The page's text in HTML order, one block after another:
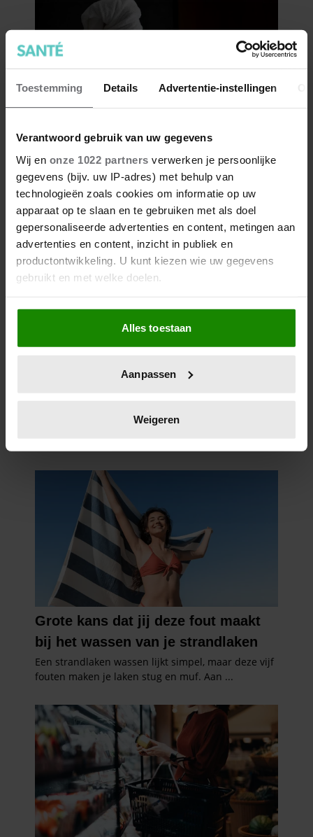
Toestemming Details Advertentie-instellingen
Verantwoord gebruik van uw gegevens
Wij en onze 1022 partners verwerken je persoonlijke
gegevens (bijv. uw IP-adres) met behulp van
technologieën zoals cookies om informatie op uw
apparaat op te slaan en te gebruiken met als doel
gepersonaliseerde advertenties en content, metingen aan
advertenties en content, inzicht in publiek en
productontwikkeling. U kunt kiezen wie uw gegevens
gebruikt en met welke doelen.
Als u het toestaat, willen we ook graag:
Informatie verzamelen over uw geografische
locatie, die tot een paar meter nauwkeurig kan zijn
scannen op specifieke eigenschappen (fingerprinting)
verwerkt en stel uw voorkeuren in het
intrekken in de Cookieverklaring.
We gebruiken cookies om content en advertenties te
personaliseren, om functies voor social media te bieden
en om ons websiteverkeer te analyseren. Ook delen we
informatie over uw gebruik van onze site met onze
partners voor social media, adverteren en analyse. Deze
partners kunnen deze gegevens combineren met andere
informatie die u aan ze heeft verstrekt of die ze hebben
verzameld op basis van uw gebruik van hun services. U
gaat akkoord met onze cookies als u onze website blijft
gebruiken.
Alles toestaan
Aanpassen
Weigeren